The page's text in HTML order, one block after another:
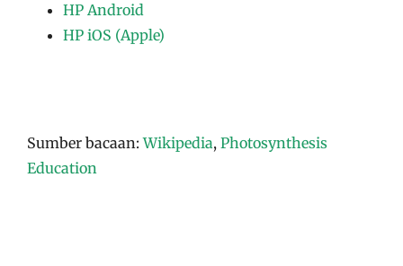
HP Android
HP iOS (Apple)
Sumber bacaan:Wikipedia, Photosynthesis
Education